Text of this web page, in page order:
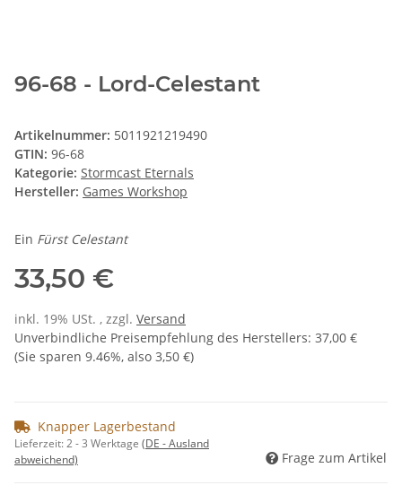
96-68 - Lord-Celestant
Artikelnummer: 5011921219490
GTIN: 96-68
Kategorie: Stormcast Eternals
Hersteller: Games Workshop
Ein Fürst Celestant
33,50 €
inkl. 19% USt. , zzgl. Versand
Unverbindliche Preisempfehlung des Herstellers: 37,00 €
(Sie sparen 9.46%, also 3,50 €)
Knapper Lagerbestand
Lieferzeit:2 - 3 Werktage (DE - Ausland
abweichend)
Frage zum Artikel